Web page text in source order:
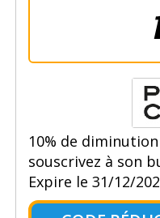
10% de
souscrivez à son
Expire le 31/12/